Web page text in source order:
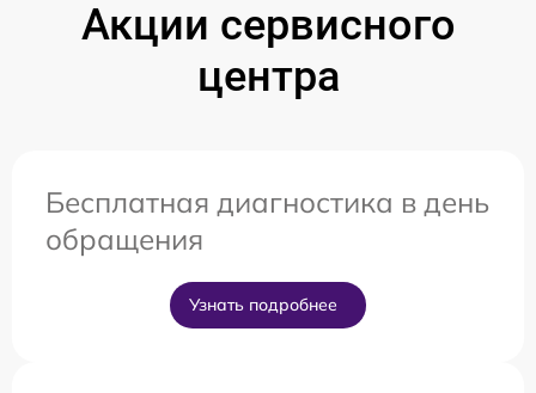
Акции сервисного
центра
Бесплатная диагностика в день
обращения
Узнать подробнее